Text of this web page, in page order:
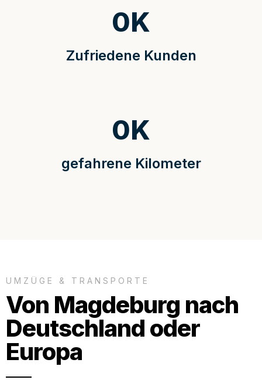
Zufriedene Kunden
0K
gefahrene Kilometer
0K
UMZÜGE & TRANSPORTE
Von Magdeburg nach
Deutschland oder
Europa